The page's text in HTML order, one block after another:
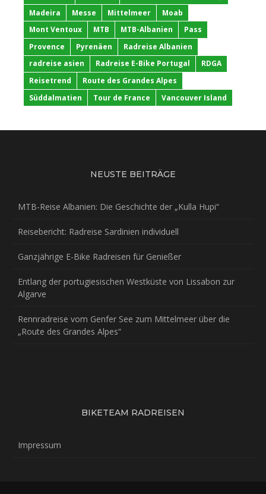
Madeira
Messe Mittelmeer
Moab
Mont Ventoux
MTB MTB-Albanien
Pass
Provence
Pyrenäen
Radreise Albanien
radreise asien
Radreise E-Bike Portugal
RDGA
Reisetrend
Route des Grandes Alpes
Süddalmatien
Tour de France Vancouver Island
NEUSTE BEITRÄGE
MTB-Reise Albanien: Die Geschichte der „Kulla Hupi“
Reisebericht: Radreise Sardinien individuell
Ganzjährige E-Bike Radreisen für Genießer
Entlang der portugiesischen Westküste von Lissabon zur
Algarve
Rennradreise vom Genfer See zum Mittelmeer über die
„Route des Grandes Alpes“
BIKETEAM RADREISEN
Impressum